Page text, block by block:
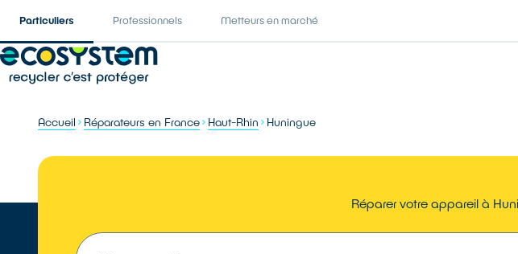
Particuliers Professionnels Metteurs en marché
Accueil Réparateurs en France Haut-Rhin Huningue
Réparer votre appareil à